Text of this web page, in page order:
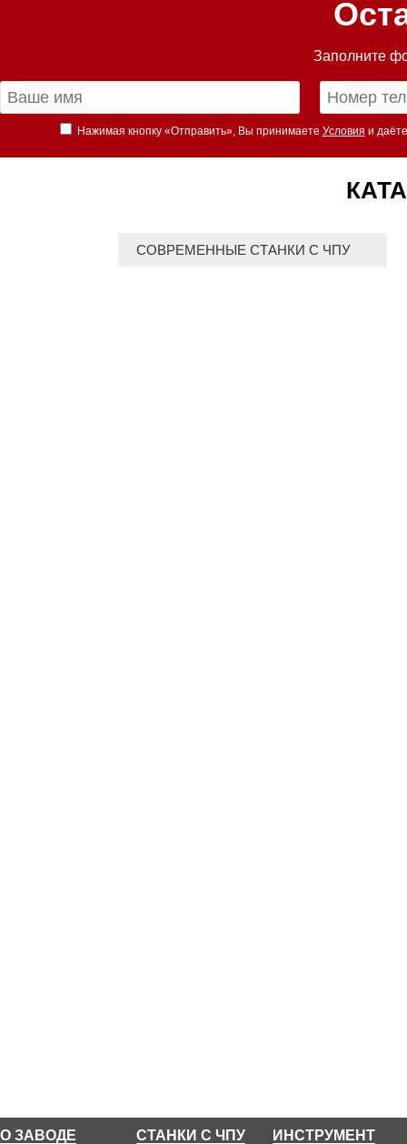
Заполните
Нажимая кнопку «Отправить», Вы принимаете Условия и
СОВРЕМЕННЫЕ СТАНКИ С ЧПУ
О ЗАВОДЕ СТАНКИ С ЧПУ ИНСТРУМЕНТ